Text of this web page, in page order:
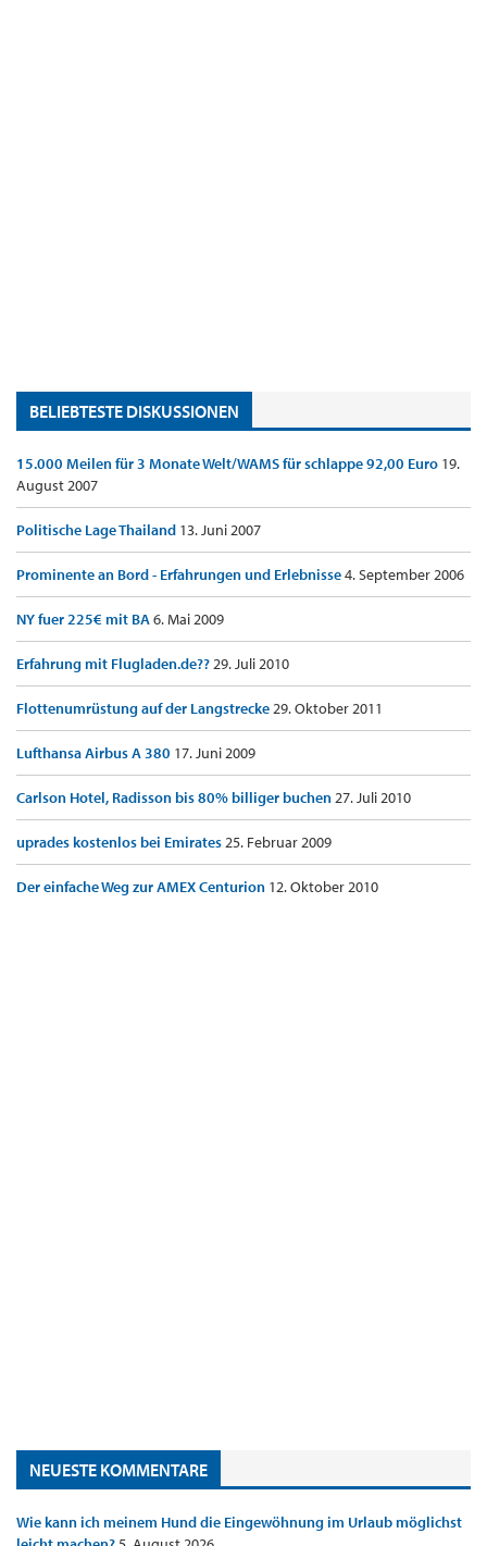
BELIEBTESTE DISKUSSIONEN
15.000 Meilen für 3 Monate Welt/WAMS für schlappe 92,00 Euro 19.
August 2007
Politische Lage Thailand 13. Juni 2007
Prominente an Bord - Erfahrungen und Erlebnisse4. September 2006
NY fuer 225€ mit BA6. Mai 2009
Erfahrung mit Flugladen.de??29. Juli 2010
Flottenumrüstung auf der Langstrecke29. Oktober 2011
Lufthansa Airbus A 380 17. Juni 2009
Carlson Hotel, Radisson bis 80% billiger buchen27. Juli 2010
uprades kostenlos bei Emirates25. Februar 2009
Der einfache Weg zur AMEX Centurion 12. Oktober 2010
NEUESTE KOMMENTARE
Wie kann ich meinem Hund die Eingewöhnung im Urlaub möglichst